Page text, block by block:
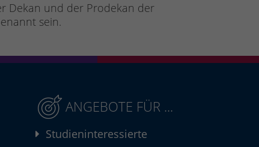
Dekan und der Prodekan der
sein.
ANGEBOTE FÜR ...
Studieninteressierte